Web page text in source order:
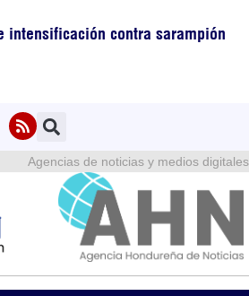
intensificación contra sarampión
Agencias de noticias y medios digitales